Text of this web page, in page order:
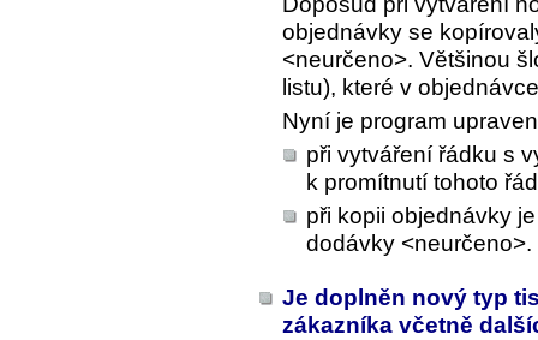
objednávky se
<neurčeno>. Většinou
listu), které v
Nyní je program
při vytváření řádku s
k promítnutí tohoto
při kopii objednávky
dodávky <neurčeno>.
Je doplněn nový typ
zákazníka včetně